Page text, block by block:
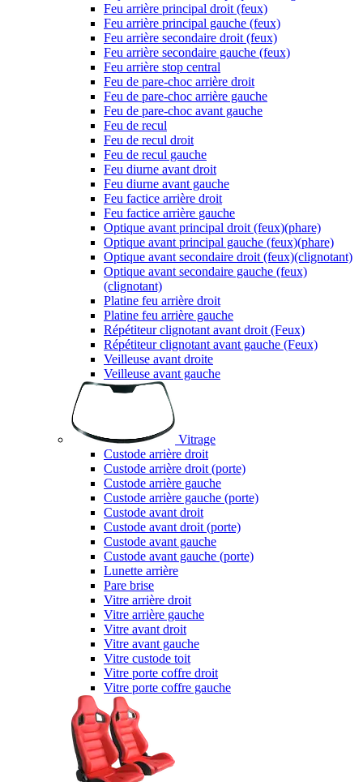
Feu arrière principal droit (feux)
Feu arrière principal gauche (feux)
Feu arrière secondaire droit (feux)
Feu arrière secondaire gauche (feux)
Feu arrière stop central
Feu de pare-choc arrière droit
Feu de pare-choc arrière gauche
Feu de pare-choc avant gauche
Feu de recul
Feu de recul droit
Feu de recul gauche
Feu diurne avant droit
Feu diurne avant gauche
Feu factice arrière droit
Feu factice arrière gauche
Optique avant principal droit (feux)(phare)
Optique avant principal gauche (feux)(phare)
Optique avant secondaire droit (feux)(clignotant)
Optique avant secondaire gauche (feux)
(clignotant)
Platine feu arrière droit
Platine feu arrière gauche
Répétiteur clignotant avant droit (Feux)
Répétiteur clignotant avant gauche (Feux)
Veilleuse avant droite
Veilleuse avant gauche
Vitrage
Custode arrière droit
Custode arrière droit (porte)
Custode arrière gauche
Custode arrière gauche (porte)
Custode avant droit
Custode avant droit (porte)
Custode avant gauche
Custode avant gauche (porte)
Lunette arrière
Pare brise
Vitre arrière droit
Vitre arrière gauche
Vitre avant droit
Vitre avant gauche
Vitre custode toit
Vitre porte coffre droit
Vitre porte coffre gauche